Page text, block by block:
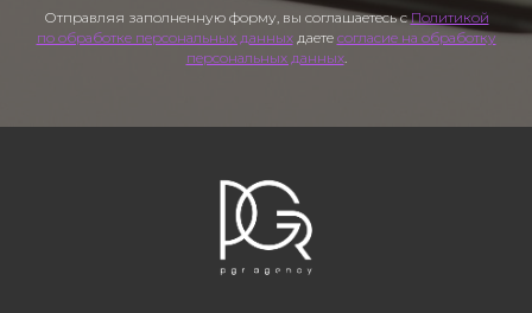
Отправляя заполненную форму, вы соглашаетесь сПолитикой
по обработке персональных данныхдаете согласие на обработку
персональных данных.